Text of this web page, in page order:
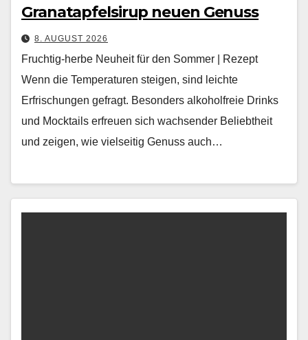
Granatapfelsirup neuen Genuss
8. AUGUST 2026
Fruchtig-herbe Neuheit für den Sommer | Rezept
Wenn die Tem­per­a­turen steigen, sind leichte
Erfrischun­gen gefragt. Beson­ders alko­hol­freie Drinks
und Mock­tails erfreuen sich wach­sender Beliebtheit
und zeigen, wie viel­seit­ig Genuss auch…